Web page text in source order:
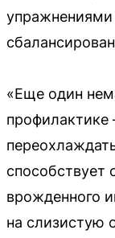
«Еще один
профилактике
способствует
врожденного
на слизистую